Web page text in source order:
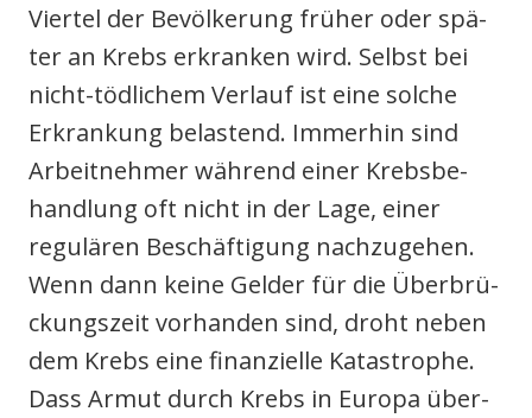
Vier­tel der Bevöl­ke­rung frü­her oder spä­
ter an Krebs erkran­ken wird. Selbst bei
nicht-töd­li­chem Ver­lauf ist eine sol­che
Erkran­kung belas­tend. Immer­hin sind
Arbeit­neh­mer wäh­rend einer Krebs­be­
hand­lung oft nicht in der Lage, einer
regu­lä­ren Beschäf­ti­gung nach­zu­ge­hen.
Wenn dann kei­ne Gel­der für die Über­brü­
ckungs­zeit vor­han­den sind, droht neben
dem Krebs eine finan­zi­el­le Kata­stro­phe.
Dass Armut durch Krebs in Euro­pa über­